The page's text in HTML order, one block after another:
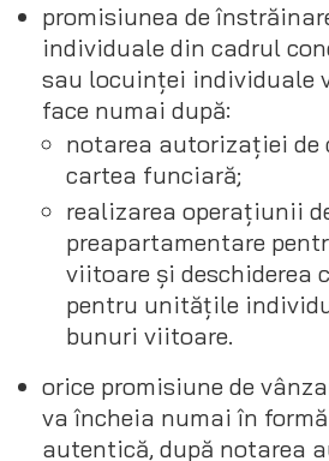
promisiunea de
individuale din cadrul
sau locuinței individuale
face numai după:
notarea autorizației de
cartea funciară;
realizarea operațiunii
preapartamentare
viitoare și deschiderea
pentru unitățile
bunuri viitoare.
orice promisiune de
va încheia numai în formă
autentică, după notarea